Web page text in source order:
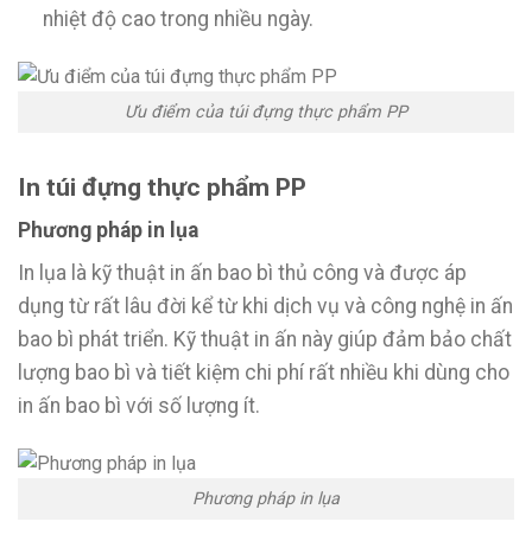
nhiệt độ cao trong nhiều ngày.
Ưu điểm của túi đựng thực phẩm PP
In túi đựng thực phẩm PP
Phương pháp in lụa
In lụa là kỹ thuật in ấn bao bì thủ công và được áp
dụng từ rất lâu đời kể từ khi dịch vụ và công nghệ in ấn
bao bì phát triển. Kỹ thuật in ấn này giúp đảm bảo chất
lượng bao bì và tiết kiệm chi phí rất nhiều khi dùng cho
in ấn bao bì với số lượng ít.
Phương pháp in lụa